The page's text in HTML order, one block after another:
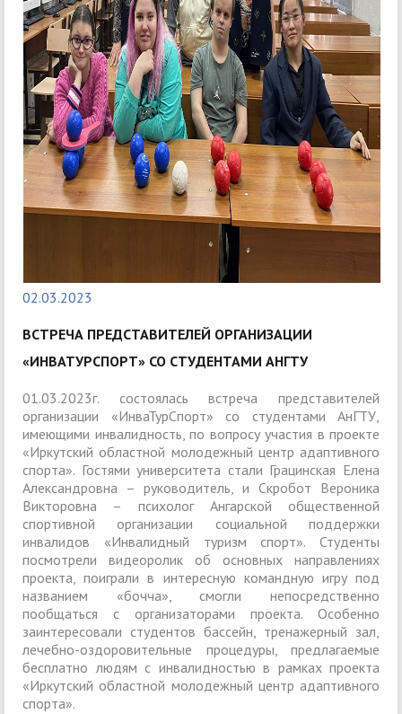
02.03.2023
ВСТРЕЧА ПРЕДСТАВИТЕЛЕЙ ОРГАНИЗАЦИИ
«ИНВАТУРСПОРТ» СО СТУДЕНТАМИ АНГТУ
01.03.2023г. состоялась встреча представителей
организации «ИнваТурСпорт» со студентами АнГТУ,
имеющими инвалидность, по вопросу участия в проекте
«Иркутский областной молодежный центр адаптивного
спорта». Гостями университета стали Грацинская Елена
Александровна – руководитель, и Скробот Вероника
Викторовна – психолог Ангарской общественной
спортивной организации социальной поддержки
инвалидов «Инвалидный туризм спорт». Студенты
посмотрели видеоролик об основных направлениях
проекта, поиграли в интересную командную игру под
названием «бочча», смогли непосредственно
пообщаться с организаторами проекта. Особенно
заинтересовали студентов бассейн, тренажерный зал,
лечебно-оздоровительные процедуры, предлагаемые
бесплатно людям с инвалидностью в рамках проекта
«Иркутский областной молодежный центр адаптивного
спорта».